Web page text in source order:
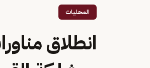
المحليات